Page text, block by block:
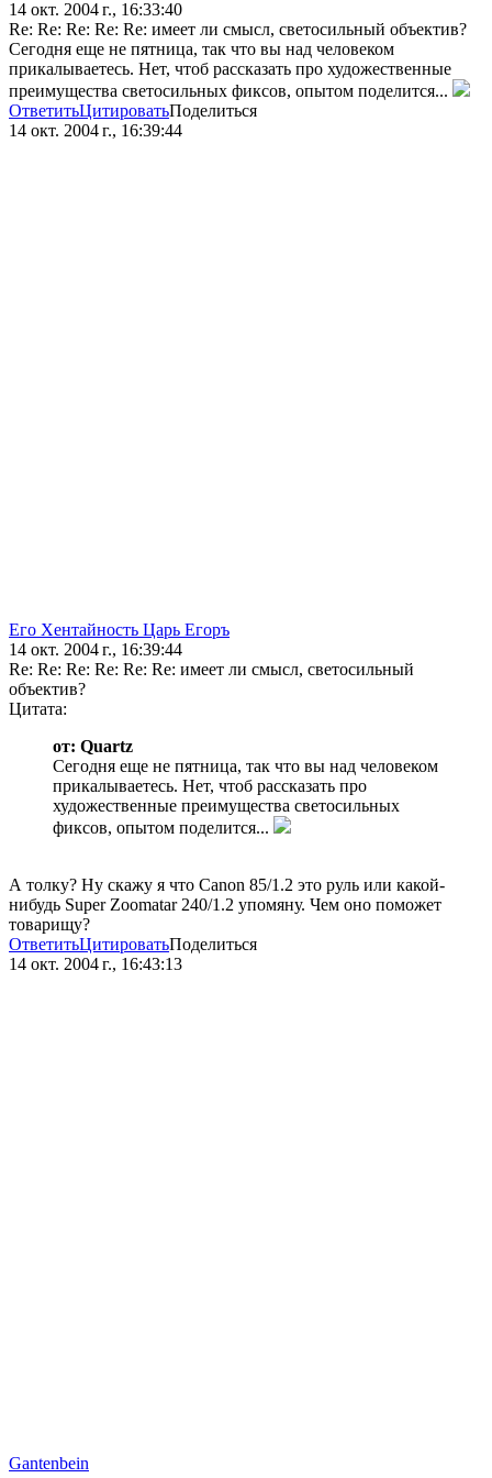
14 окт. 2004 г., 16:33:40
Re: Re: Re: Re: Re: имеет ли смысл, светосильный объектив?
Сегодня еще не пятница, так что вы над человеком
прикалываетесь. Нет, чтоб рассказать про художественные
преимущества светосильных фиксов, опытом поделится...
ОтветитьЦитироватьПоделиться
14 окт. 2004 г., 16:39:44
Его Хентайность Царь Егоръ
14 окт. 2004 г., 16:39:44
Re: Re: Re: Re: Re: Re: имеет ли смысл, светосильный
объектив?
Цитата:
от: Quartz
Сегодня еще не пятница, так что вы над человеком
прикалываетесь. Нет, чтоб рассказать про
художественные преимущества светосильных
фиксов, опытом поделится...
А толку? Ну скажу я что Canon 85/1.2 это руль или какой-
нибудь Super Zoomatar 240/1.2 упомяну. Чем оно поможет
товарищу?
ОтветитьЦитироватьПоделиться
14 окт. 2004 г., 16:43:13
Gantenbein